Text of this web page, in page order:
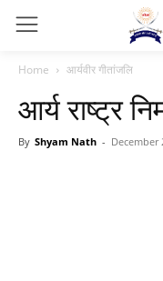
Home आर्यवीर गीतांजलि
आर्य राष्ट्र
By Shyam Nath - December